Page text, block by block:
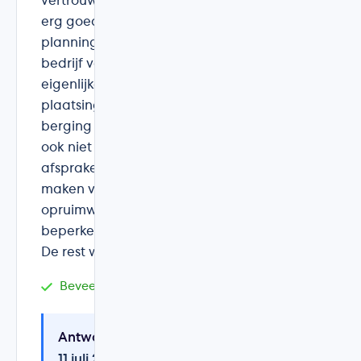
erg goed mee tov de concurrentie. De
planning, de communicatie met het
bedrijf verliep prima, evenals de
eigenlijke plaatsing. Enig minpuntje: de
plaatsing van de omvormer in de
berging zorgde voor stof en puin dat
ook niet werd opgeruimd. Mits wat
afspraken hadden we ruimte kunnen
maken voor het boorwerk en ook zo het
opruimwerk tot een minimum kunnen
beperken. Vandaar de 4,5 voor service.
De rest was top !
Beveelt DB&W Technics aan
Antwoord van DB&W Technics